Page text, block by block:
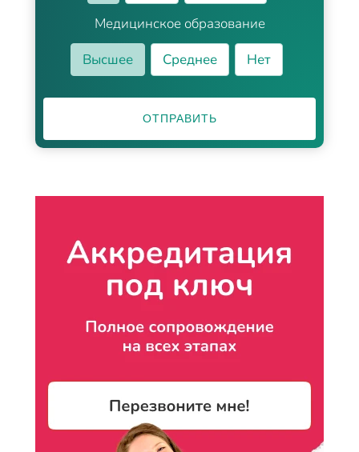
Медицинское образование
Высшее
Среднее Нет
ОТПРАВИТЬ